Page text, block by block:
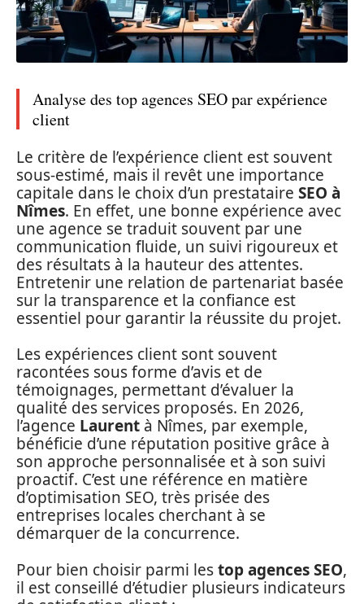
Analyse des top agences SEO par expérience
client
Le critère de l’expérience client est souvent
sous-estimé, mais il revêt une importance
capitale dans le choix d’un prestataire SEO à
Nîmes. En effet, une bonne expérience avec
une agence se traduit souvent par une
communication fluide, un suivi rigoureux et
des résultats à la hauteur des attentes.
Entretenir une relation de partenariat basée
sur la transparence et la confiance est
essentiel pour garantir la réussite du projet.
Les expériences client sont souvent
racontées sous forme d’avis et de
témoignages, permettant d’évaluer la
qualité des services proposés. En 2026,
l’agence Laurent à Nîmes, par exemple,
bénéficie d’une réputation positive grâce à
son approche personnalisée et à son suivi
proactif. C’est une référence en matière
d’optimisation SEO, très prisée des
entreprises locales cherchant à se
démarquer de la concurrence.
Pour bien choisir parmi lestop agences SEO,
il est conseillé d’étudier plusieurs indicateurs